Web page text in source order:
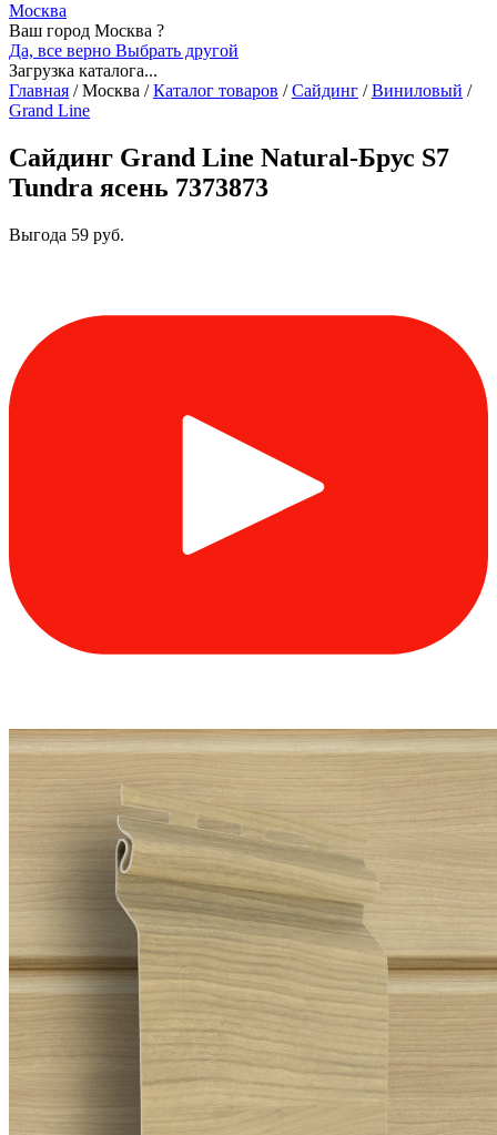
Москва
Ваш город Москва ?
Да, все верно Выбрать другой
Загрузка каталога...
Главная /Москва / Каталог товаров / Сайдинг / Виниловый /
Grand Line
Сайдинг Grand Line Natural-Брус S7
Tundra ясень 7373873
Выгода 59 руб.